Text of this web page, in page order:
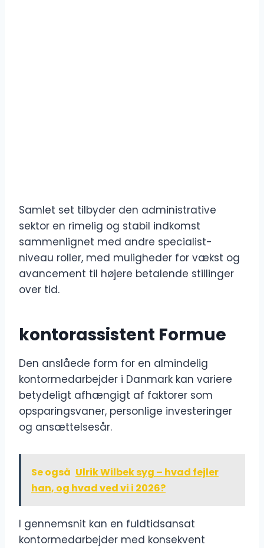
Samlet set tilbyder den administrative
sektor en rimelig og stabil indkomst
sammenlignet med andre specialist-
niveau roller, med muligheder for vækst og
avancement til højere betalende stillinger
over tid.
kontorassistent Formue
Den anslåede form for en almindelig
kontormedarbejder i Danmark kan variere
betydeligt afhængigt af faktorer som
opsparingsvaner, personlige investeringer
og ansættelsesår.
Se også Ulrik Wilbek syg – hvad fejler
han, og hvad ved vi i 2026?
I gennemsnit kan en fuldtidsansat
kontormedarbejder med konsekvent